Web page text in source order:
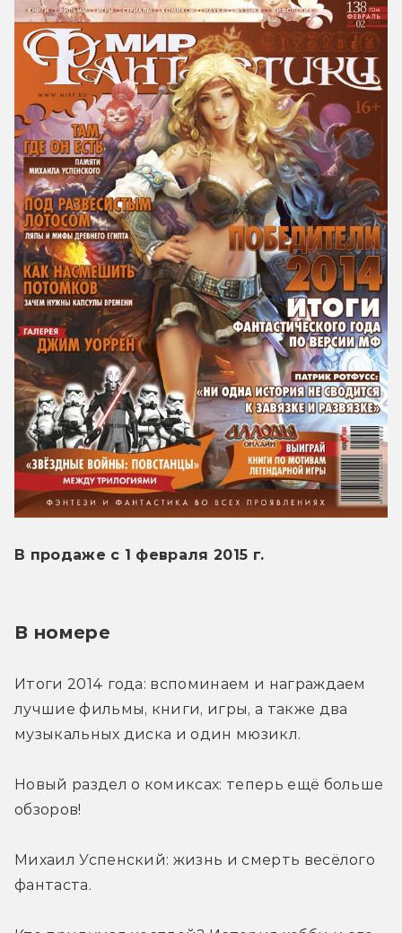
В продаже с 1 февраля 2015 г.
В номере
Итоги 2014 года: вспоминаем и награждаем
лучшие фильмы, книги, игры, а также два
музыкальных диска и один мюзикл.
Новый раздел о комиксах: теперь ещё больше
обзоров!
Михаил Успенский: жизнь и смерть весёлого
фантаста.